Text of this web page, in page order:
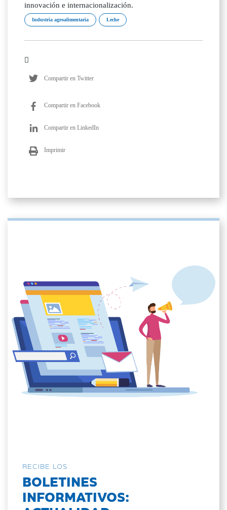
innovación e internacionalización.
Industria agroalimentaria Leche
Compartir en Twitter
Compartir en Facebook
Compartir en LinkedIn
Imprimir
RECIBE LOS
BOLETINES
INFORMATIVOS: